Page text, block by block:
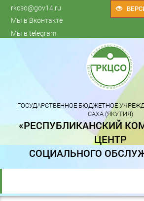
rkcso@gov14.ru
Мы в Вконтакте
Мы в telegram
ГОСУДАРСТВЕННОЕ БЮДЖЕТНОЕ
САХА (ЯКУТИЯ)
«РЕСПУБЛИКАНСКИЙ
ЦЕНТР
СОЦИАЛЬНОГО